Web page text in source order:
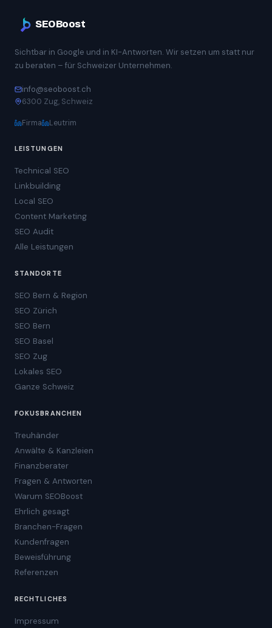
SEOBoost
Sichtbar in Google und in KI-Antworten. Wir setzen um statt nur
zu beraten – für Schweizer Unternehmen.
info@seoboost.ch
6300 Zug, Schweiz
Firma Leutrim
LEISTUNGEN
Technical SEO
Linkbuilding
Local SEO
Content Marketing
SEO Audit
Alle Leistungen
STANDORTE
SEO Bern & Region
SEO Zürich
SEO Bern
SEO Basel
SEO Zug
Lokales SEO
Ganze Schweiz
FOKUSBRANCHEN
Treuhänder
Anwälte & Kanzleien
Finanzberater
Fragen & Antworten
Warum SEOBoost
Ehrlich gesagt
Branchen-Fragen
Kundenfragen
Beweisführung
Referenzen
RECHTLICHES
Impressum